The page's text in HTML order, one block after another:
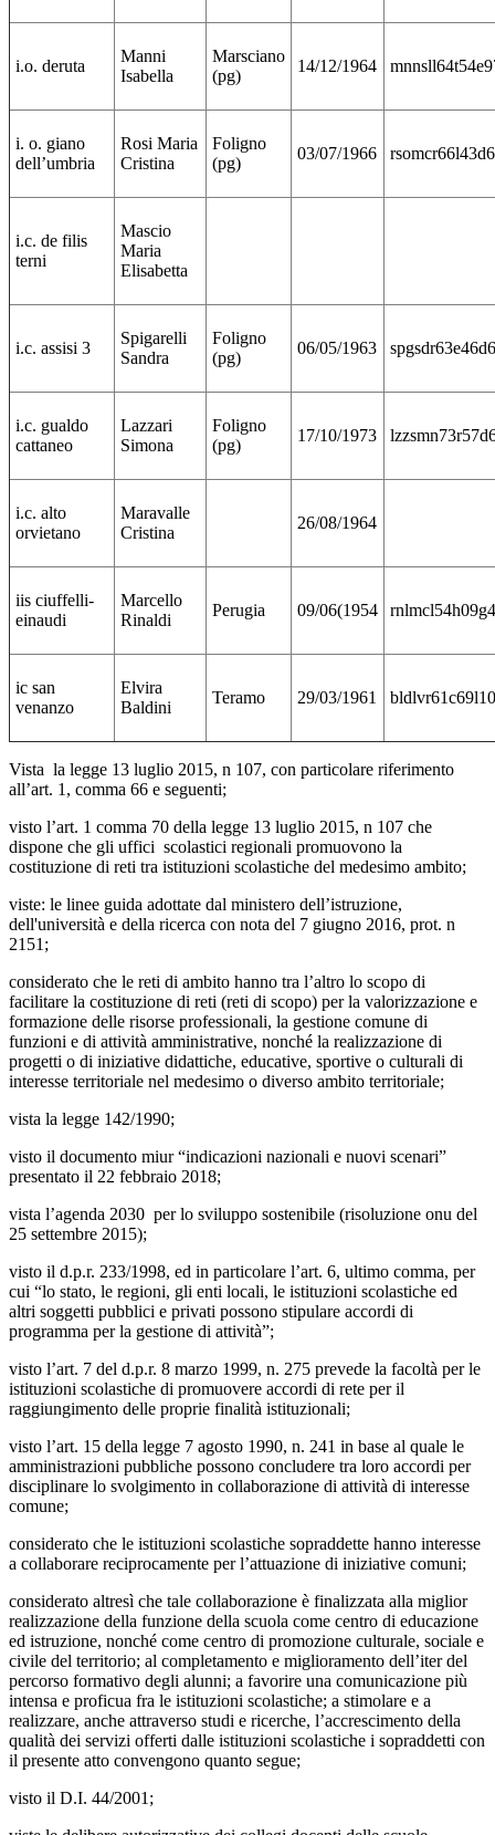
i.o. deruta
Manni
Isabella
Marsciano
(pg)
14/12/1964
i. o. giano
dell’umbria
Rosi Maria
Cristina
Foligno
(pg)
03/07/1966
i.c. de filis
terni
Mascio
Maria
Elisabetta
i.c. assisi 3
Spigarelli
Sandra
Foligno
(pg)
06/05/1963
i.c. gualdo
cattaneo
Lazzari
Simona
Foligno
(pg)
17/10/1973
i.c. alto
orvietano
Maravalle
Cristina
26/08/1964
iis ciuffelli-
einaudi
Marcello
Rinaldi
Perugia 09/06(1954
ic san
venanzo
Elvira
Baldini
Teramo 29/03/1961
Vista la legge 13 luglio 2015, n 107, con particolare riferimento
all’art. 1, comma 66 e seguenti;
visto l’art. 1 comma 70 della legge 13 luglio 2015, n 107 che
dispone che gli uffici scolastici regionali promuovono la
costituzione di reti tra istituzioni scolastiche del medesimo ambito;
viste: le linee guida adottate dal ministero dell’istruzione,
dell'università e della ricerca con nota del 7 giugno 2016, prot. n
2151;
considerato che le reti di ambito hanno tra l’altro lo scopo di
facilitare la costituzione di reti (reti di scopo) per la valorizzazione e
formazione delle risorse professionali, la gestione comune di
funzioni e di attività amministrative, nonché la realizzazione di
progetti o di iniziative didattiche, educative, sportive o culturali di
interesse territoriale nel medesimo o diverso ambito territoriale;
vista la legge 142/1990;
visto il documento miur “indicazioni nazionali e nuovi scenari”
presentato il 22 febbraio 2018;
vista l’agenda 2030 per lo sviluppo sostenibile (risoluzione onu del
25 settembre 2015);
visto il d.p.r. 233/1998, ed in particolare l’art. 6, ultimo comma, per
cui “lo stato, le regioni, gli enti locali, le istituzioni scolastiche ed
altri soggetti pubblici e privati possono stipulare accordi di
programma per la gestione di attività”;
visto l’art. 7 del d.p.r. 8 marzo 1999, n. 275 prevede la facoltà per le
istituzioni scolastiche di promuovere accordi di rete per il
raggiungimento delle proprie finalità istituzionali;
visto l’art. 15 della legge 7 agosto 1990, n. 241 in base al quale le
amministrazioni pubbliche possono concludere tra loro accordi per
disciplinare lo svolgimento in collaborazione di attività di interesse
comune;
considerato che le istituzioni scolastiche sopraddette hanno interesse
a collaborare reciprocamente per l’attuazione di iniziative comuni;
considerato altresì che tale collaborazione è finalizzata alla miglior
realizzazione della funzione della scuola come centro di educazione
ed istruzione, nonché come centro di promozione culturale, sociale e
civile del territorio; al completamento e miglioramento dell’iter del
percorso formativo degli alunni; a favorire una comunicazione più
intensa e proficua fra le istituzioni scolastiche; a stimolare e a
realizzare, anche attraverso studi e ricerche, l’accrescimento della
qualità dei servizi offerti dalle istituzioni scolastiche i sopraddetti con
il presente atto convengono quanto segue;
visto il D.I. 44/2001;